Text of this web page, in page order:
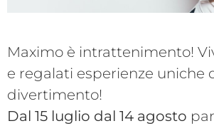
Maximo è intrattenimento!
e regalati esperienze uniche
divertimento!
Dal 15 luglio dal 14 agosto